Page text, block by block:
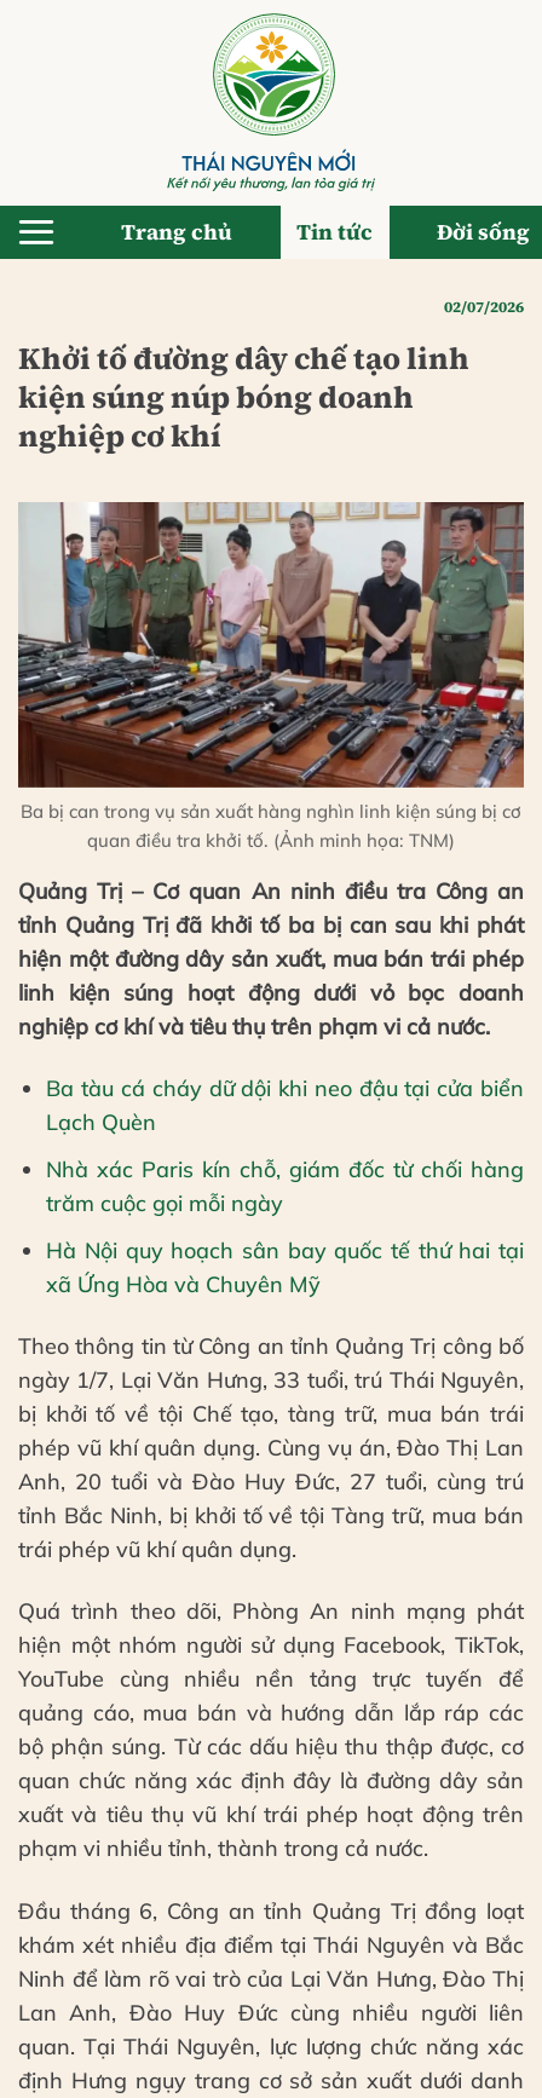
Trang chủ Tin tức Đời sống
02/07/2026
Khởi tố đường dây chế tạo linh
kiện súng núp bóng doanh
nghiệp cơ khí
Ba bị can trong vụ sản xuất hàng nghìn linh kiện súng bị cơ
quan điều tra khởi tố. (Ảnh minh họa: TNM)
Quảng Trị – Cơ quan An ninh điều tra Công an
tỉnh Quảng Trị đã khởi tố ba bị can sau khi phát
hiện một đường dây sản xuất, mua bán trái phép
linh kiện súng hoạt động dưới vỏ bọc doanh
nghiệp cơ khí và tiêu thụ trên phạm vi cả nước.
Ba tàu cá cháy dữ dội khi neo đậu tại cửa biển
Lạch Quèn
Nhà xác Paris kín chỗ, giám đốc từ chối hàng
trăm cuộc gọi mỗi ngày
Hà Nội quy hoạch sân bay quốc tế thứ hai tại
xã Ứng Hòa và Chuyên Mỹ
Theo thông tin từ Công an tỉnh Quảng Trị công bố
ngày 1/7, Lại Văn Hưng, 33 tuổi, trú Thái Nguyên,
bị khởi tố về tội Chế tạo, tàng trữ, mua bán trái
phép vũ khí quân dụng. Cùng vụ án, Đào Thị Lan
Anh, 20 tuổi và Đào Huy Đức, 27 tuổi, cùng trú
tỉnh Bắc Ninh, bị khởi tố về tội Tàng trữ, mua bán
trái phép vũ khí quân dụng.
Quá trình theo dõi, Phòng An ninh mạng phát
hiện một nhóm người sử dụng Facebook, TikTok,
YouTube cùng nhiều nền tảng trực tuyến để
quảng cáo, mua bán và hướng dẫn lắp ráp các
bộ phận súng. Từ các dấu hiệu thu thập được, cơ
quan chức năng xác định đây là đường dây sản
xuất và tiêu thụ vũ khí trái phép hoạt động trên
phạm vi nhiều tỉnh, thành trong cả nước.
Đầu tháng 6, Công an tỉnh Quảng Trị đồng loạt
khám xét nhiều địa điểm tại Thái Nguyên và Bắc
Ninh để làm rõ vai trò của Lại Văn Hưng, Đào Thị
Lan Anh, Đào Huy Đức cùng nhiều người liên
quan. Tại Thái Nguyên, lực lượng chức năng xác
định Hưng ngụy trang cơ sở sản xuất dưới danh